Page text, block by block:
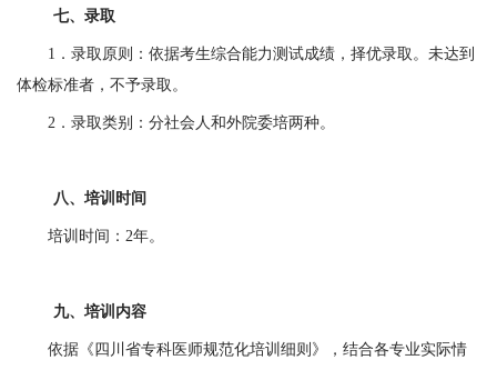
七、录取
1 ． 录取原则：依据考生综合能力测试成绩，择优录取。未达到
体检标准者，不予录取。
2 ． 录取类别：分社会人和外院委培两种。
八、培训时间
培训时间： 2年。
九、培训内容
依据《四川省专科医师规范化培训细则》，结合各专业实际情